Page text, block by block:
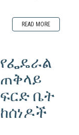
READ MORE
የፌዴራል
ጠቅላይ
ፍርድ ቤት
ከሰነዶች